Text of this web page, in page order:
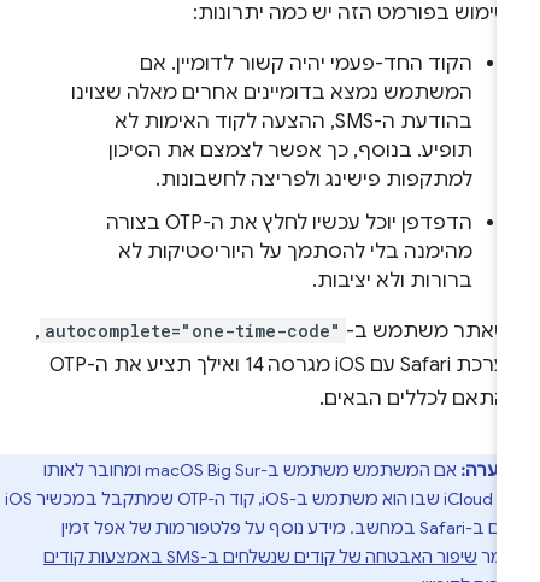
בפורמט הזה יש כמה יתרונות:
הקוד החד-פעמי יהיה קשור לדומיין. אם
המשתמש נמצא בדומיינים אחרים מאלה שצוינו
בהודעת ה-SMS, ההצעה לקוד האימות לא
תופיע. בנוסף, כך אפשר לצמצם את הסיכון
למתקפות פישינג ולפריצה לחשבונות.
הדפדפן יוכל עכשיו לחלץ את ה-OTP בצורה
מהימנה בלי להסתמך על היוריסטיקות לא
ברורות ולא יציבות.
משתמש ב- autocomplete="one-time-code"
,
מערכת Safari עם iOS מגרסה 14 ואילך תציע את ה-OTP
לכללים הבאים.
הערה:
אם המשתמש משתמש ב-macOS Big Sur ומחובר לאותו
חשבון iCloud שבו הוא משתמש ב-iOS, קוד ה-OTP שמתקבל במכשיר iOS
זמין גם ב-Safari במחשב. מידע נוסף על פלטפורמות של אפל זמין
שיפור האבטחה של קודים שנשלחים ב-SMS באמצעות קודים